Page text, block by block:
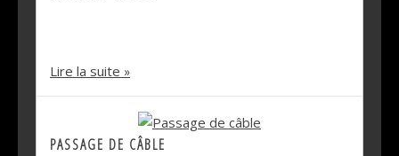
Lire la suite
PASSAGE DE CÂBLE